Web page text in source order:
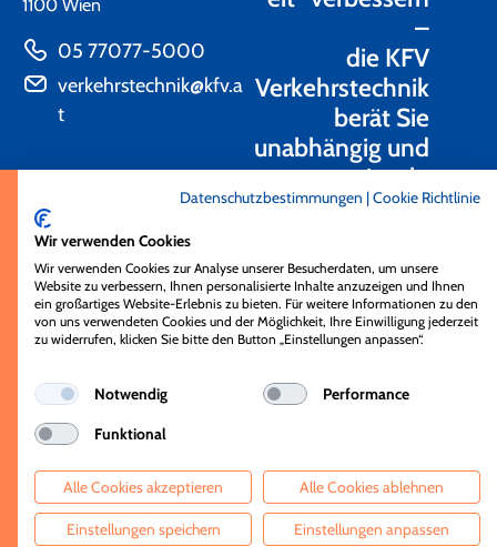
Datenschutzbestimmungen |Cookie Richtlinie
Wir verwenden Cookies
Wir verwenden Cookies zur Analyse unserer Besucherdaten, um unsere
Website zu verbessern, Ihnen personalisierte Inhalte anzuzeigen und Ihnen
ein großartiges Website-Erlebnis zu bieten. Für weitere Informationen zu den
von uns verwendeten Cookies und der Möglichkeit, Ihre Einwilligung jederzeit
zu widerrufen, klicken Sie bitte den Button „Einstellungen anpassen“.
Notwendig Performance
Funktional
Alle Cookies akzeptieren Alle Cookies ablehnen
Einstellungen speichern Einstellungen anpassen
1100 Wien
05 77077-5000
verkehrstechnik@kfv.a
t
–
die KFV
Verkehrstechnik
berät Sie
unabhängig und
praxisnah.
Kontakt
© KFV 2026
kfv-aktionen.at
karriere.kfv.at
Datenschutz
Cookie Einstellungen
Kontakt